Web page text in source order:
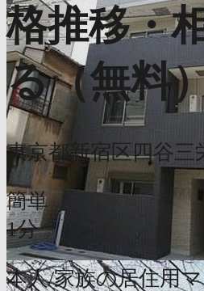
格推移・
る（無料
東京都新宿区四谷三
簡単
1分
本人/家族の居住用